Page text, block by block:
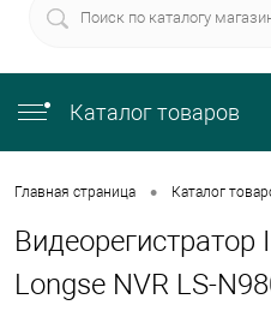
Каталог товаров
Главная страница • Каталог
Видеорегистратор
Longse NVR LS-